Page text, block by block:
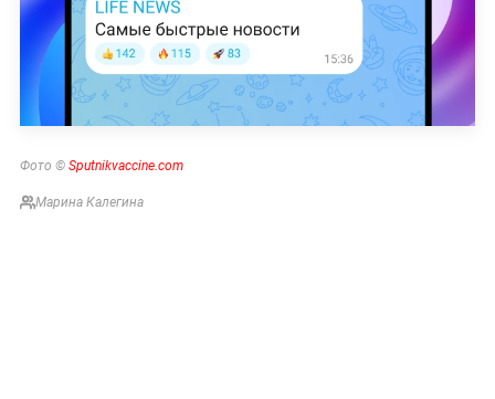
Фото © Sputnikvaccine.com
Марина Калегина